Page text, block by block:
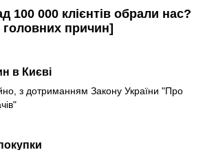
100 000 клієнтів обрали нас?
головних причин]
в Києві
з дотриманням Закону України "Про